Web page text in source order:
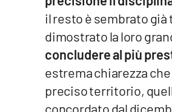
Buona Sanità Calabria
il resto è sembrato
dimostrato la loro
concludere al più
estrema chiarezza
preciso territorio,
concordato dal